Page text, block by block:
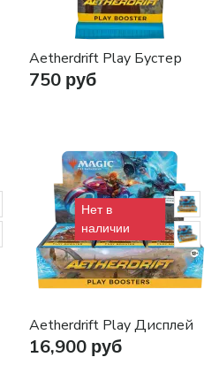
Aetherdrift Play Бустер
750 руб
Нет в
наличии
Aetherdrift Play Дисплей
16,900 руб